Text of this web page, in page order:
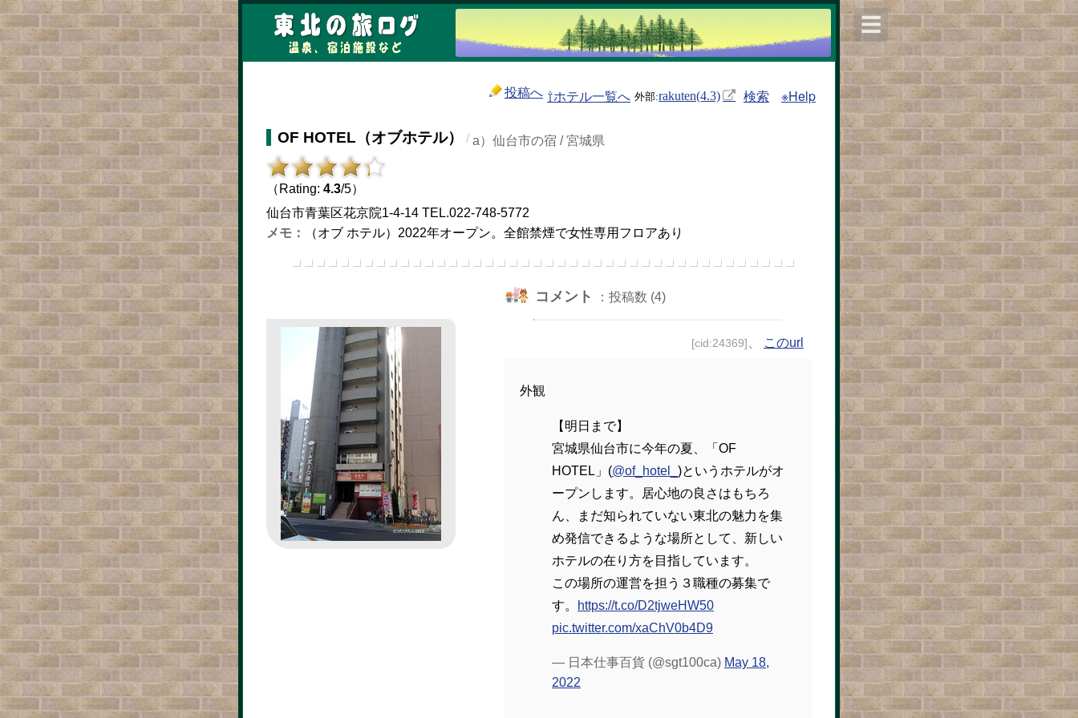
投稿へ ⇧ホテル一覧へ rakuten(4.3) 検索 ※Help
OF HOTEL（オブホテル） / a）仙台市の宿 / 宮城県
（Rating: 4.3/5）
仙台市青葉区花京院1-4-14 TEL.022-748-5772
（オブ ホテル）2022年オープン。全館禁煙で女性専用フロアあり
コメント ：投稿数 (4)
[cid:24369] このurl
外観
【明日まで】
宮城県仙台市に今年の夏、「OF
HOTEL」(@of_hotel_ )というホテルがオ
ープンします。居心地の良さはもちろ
ん、まだ知られていない東北の魅力を集
め発信できるような場所として、新しい
ホテルの在り方を目指しています。
この場所の運営を担う３職種の募集で
す。
https://t.co/D2tjweHW50
pic.twitter.com/xaChV0b4D9
— 日本仕事百貨 (@sgt100ca) May 18,
2022
☰